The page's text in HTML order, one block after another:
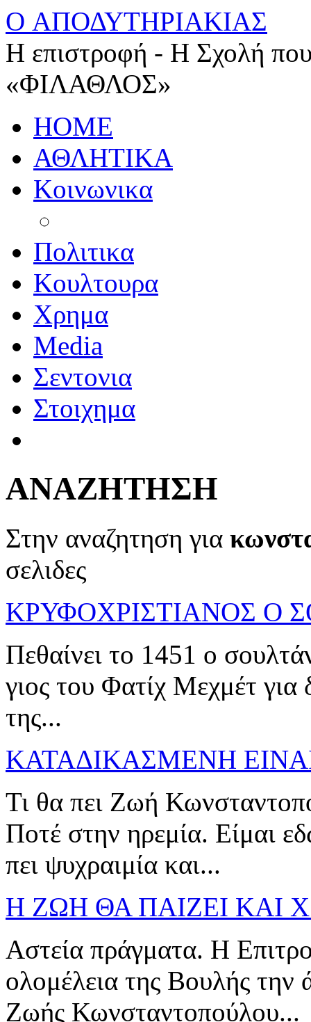
O ΑΠΟΔΥΤΗΡΙΑΚΙΑΣ
Η επιστροφή - Η Σχολή
«ΦΙΛΑΘΛΟΣ»
HOME
ΑΘΛΗΤΙΚΑ
Κοινωνικα
Πολιτικα
Κουλτουρα
Χρημα
Media
Σεντονια
Στοιχημα
ΑΝΑΖΗΤΗΣΗ
Στην αναζητηση για
σελιδες
ΚΡΥΦΟΧΡΙΣΤΙΑΝΟΣ Ο
Πεθαίνει το 1451 ο
γιος του Φατίχ Μεχμέτ
της...
ΚΑΤΑΔΙΚΑΣΜΕΝΗ
Τι θα πει Ζωή
Ποτέ στην ηρεμία. Είμαι
πει ψυχραιμία και...
Η ΖΩΗ ΘΑ ΠΑΙΖΕΙ ΚΑΙ
Αστεία πράγματα. Η
ολομέλεια της Βουλής την
Ζωής Κωνσταντοπούλου...